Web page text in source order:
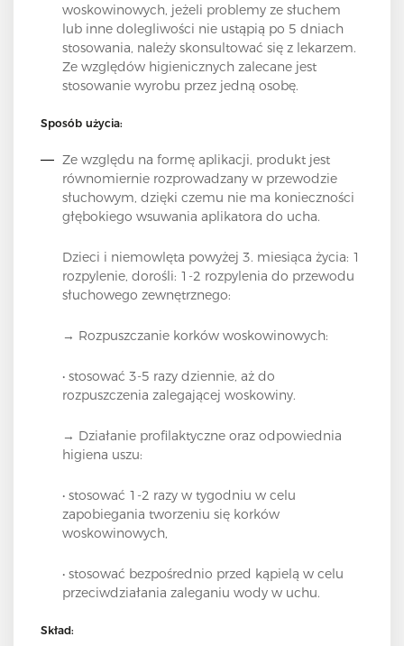
woskowinowych, jeżeli problemy ze słuchem
lub inne dolegliwości nie ustąpią po 5 dniach
stosowania, należy skonsultować się z lekarzem.
Ze względów higienicznych zalecane jest
stosowanie wyrobu przez jedną osobę.
Sposób użycia:
Ze względu na formę aplikacji, produkt jest
równomiernie rozprowadzany w przewodzie
słuchowym, dzięki czemu nie ma konieczności
głębokiego wsuwania aplikatora do ucha.
Dzieci i niemowlęta powyżej 3. miesiąca życia: 1
rozpylenie, dorośli: 1-2 rozpylenia do przewodu
słuchowego zewnętrznego:
→ Rozpuszczanie korków woskowinowych:
• stosować 3-5 razy dziennie, aż do
rozpuszczenia zalegającej woskowiny.
→ Działanie profilaktyczne oraz odpowiednia
higiena uszu:
• stosować 1-2 razy w tygodniu w celu
zapobiegania tworzeniu się korków
woskowinowych,
• stosować bezpośrednio przed kąpielą w celu
przeciwdziałania zaleganiu wody w uchu.
Skład: